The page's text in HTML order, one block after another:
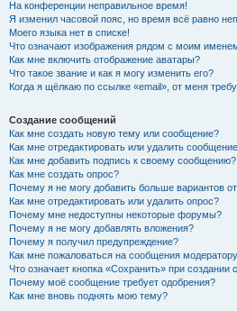
На конференции неправильное время!
Я изменил часовой пояс, но время всё равно
Моего языка нет в списке!
Что означают изображения рядом с моим
Как мне включить отображение аватары?
Что такое звание и как я могу изменить его?
Когда я щёлкаю по ссылке «email», от меня
Создание сообщений
Как мне создать новую тему или сообщение?
Как мне отредактировать или удалить
Как мне добавить подпись к своему сообщению?
Как мне создать опрос?
Почему я не могу добавить больше вариантов
Как мне отредактировать или удалить опрос?
Почему мне недоступны некоторые форумы?
Почему я не могу добавлять вложения?
Почему я получил предупреждение?
Как мне пожаловаться на сообщения
Что означает кнопка «Сохранить» при создании
Почему моё сообщение требует одобрения?
Как мне вновь поднять мою тему?